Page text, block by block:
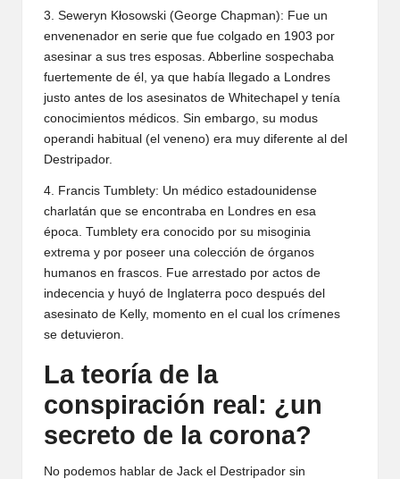
3. Seweryn Kłosowski (George Chapman): Fue un
envenenador en serie que fue colgado en 1903 por
asesinar a sus tres esposas. Abberline sospechaba
fuertemente de él, ya que había llegado a Londres
justo antes de los asesinatos de Whitechapel y tenía
conocimientos médicos. Sin embargo, su modus
operandi habitual (el veneno) era muy diferente al del
Destripador.
4. Francis Tumblety: Un médico estadounidense
charlatán que se encontraba en Londres en esa
época. Tumblety era conocido por su misoginia
extrema y por poseer una colección de órganos
humanos en frascos. Fue arrestado por actos de
indecencia y huyó de Inglaterra poco después del
asesinato de Kelly, momento en el cual los crímenes
se detuvieron.
La teoría de la
conspiración real: ¿un
secreto de la corona?
No podemos hablar de Jack el Destripador sin